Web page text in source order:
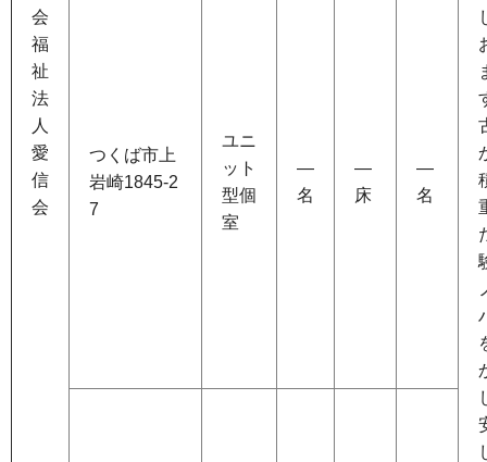
会
福
祉
法
人
愛
信
会
つくば市上
岩崎1845-2
7
ユニ
ット
型個
室
―
名
―
床
―
名